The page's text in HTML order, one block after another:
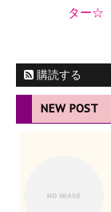
ター☆
購読する
NEW POST